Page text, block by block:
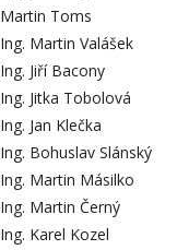
Martin Toms
Ing. Martin Valášek
Ing. Jiří Bacony
Ing. Jitka Tobolová
Ing. Jan Klečka
Ing. Bohuslav Slánský
Ing. Martin Másilko
Ing. Martin Černý
Ing. Karel Kozel